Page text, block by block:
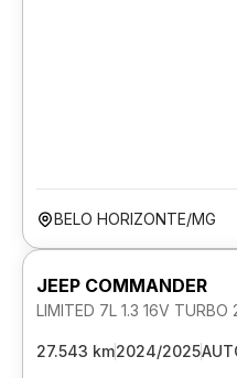
BELO HORIZONTE/MG
JEEP COMMANDER
LIMITED 7L 1.3 16V
27.543 km2024/2025